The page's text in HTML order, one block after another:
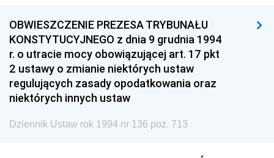
OBWIESZCZENIE PREZESA TRYBUNAŁU
KONSTYTUCYJNEGO z dnia 9 grudnia 1994
r. o utracie mocy obowiązującej art. 17 pkt
2 ustawy o zmianie niektórych ustaw
regulujących zasady opodatkowania oraz
niektórych innych ustaw
Dziennik Ustaw rok 1994 nr 136 poz. 713